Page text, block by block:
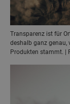
Transparenz ist für
deshalb ganz genau,
Produkten stammt. |